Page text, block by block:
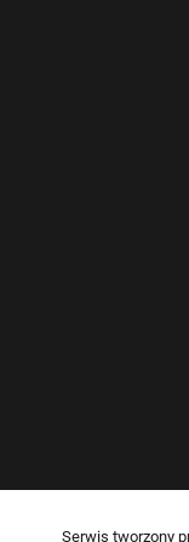
Serwis tworzony